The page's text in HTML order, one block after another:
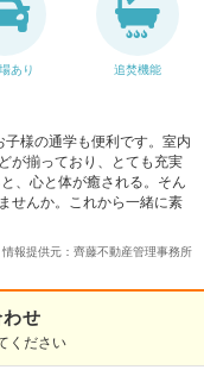
あり 追焚機能
様の通学も便利です。室内
が揃っており、とても充実
、心と体が癒される。そん
せんか。これから一緒に素
情報提供元：齊藤不動産管理事務所
せ
ください